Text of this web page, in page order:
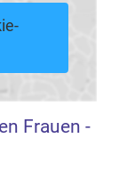
Frauen -